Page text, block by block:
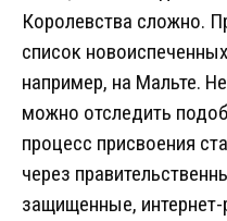
Королевства сложно.
список
например, на Мальте.
можно отследить
процесс присвоения
через
защищенные,